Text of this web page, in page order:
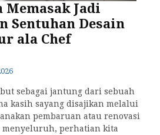
Memasak Jadi
Sentuhan Desain
ala Chef
sebagai jantung dari sebuah
kasih sayang disajikan melalui
pembaruan atau renovasi
perhatian kita